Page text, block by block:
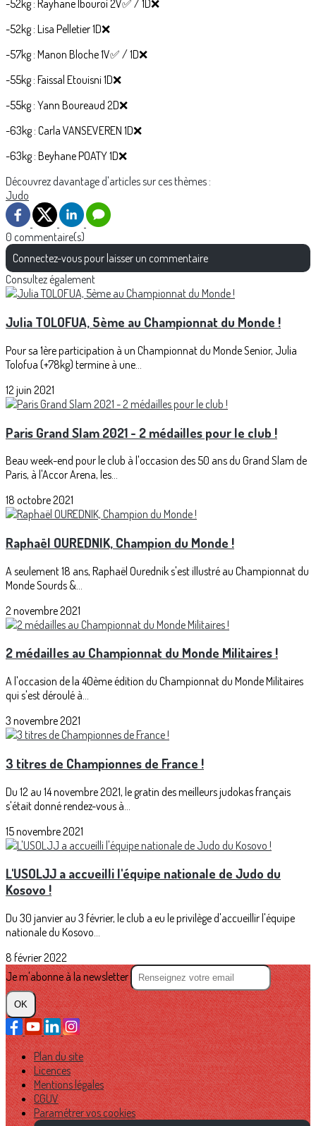
-52kg : Rayhane Ibouroi 2V✅️ / 1D❌️
-52kg : Lisa Pelletier 1D❌️
-57kg : Manon Bloche 1V✅️ / 1D❌️
-55kg : Faissal Etouisni 1D❌️
-55kg : Yann Boureaud 2D❌️
-63kg : Carla VANSEVEREN 1D❌️
-63kg : Beyhane POATY 1D❌️
Découvrez davantage d'articles sur ces thèmes :
Judo
0 commentaire(s)
Connectez-vous pour laisser un commentaire
Consultez également
Julia TOLOFUA, 5ème au Championnat du Monde !
Pour sa 1ère participation à un Championnat du Monde Senior, Julia
Tolofua (+78kg) termine à une...
12 juin 2021
Paris Grand Slam 2021 - 2 médailles pour le club !
Beau week-end pour le club à l'occasion des 50 ans du Grand Slam de
Paris, à l'Accor Arena, les...
18 octobre 2021
Raphaël OUREDNIK, Champion du Monde !
A seulement 18 ans, Raphaël Ourednik s'est illustré au Championnat du
Monde Sourds &...
2 novembre 2021
2 médailles au Championnat du Monde Militaires !
A l'occasion de la 40ème édition du Championnat du Monde Militaires
qui s'est déroulé à...
3 novembre 2021
3 titres de Championnes de France !
Du 12 au 14 novembre 2021, le gratin des meilleurs judokas français
s'était donné rendez-vous à...
15 novembre 2021
L'USOLJJ a accueilli l'équipe nationale de Judo du
Kosovo !
Du 30 janvier au 3 février, le club a eu le privilège d'accueillir l'équipe
nationale du Kosovo...
8 février 2022
Je m'abonne à la newsletter
OK
Plan du site
Licences
Mentions légales
CGUV
Paramétrer vos cookies